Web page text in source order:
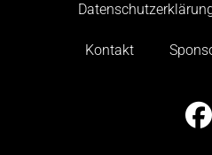
Kontakt